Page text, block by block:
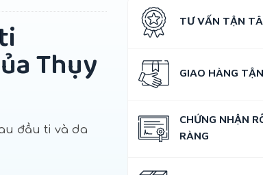
Thụy
đầu ti và da
TƯ VẤN TẬN
GIAO HÀNG
CHỨNG NHẬN
RÀNG